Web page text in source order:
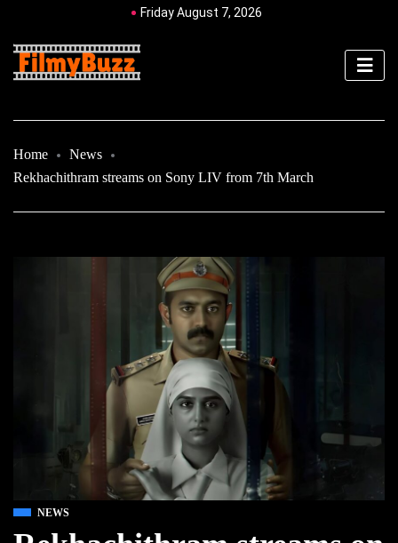
Friday August 7, 2026
Home
News
Rekhachithram streams on Sony LIV from 7th March
NEWS